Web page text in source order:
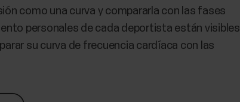
como una curva y compararla con las fases
personales de cada deportista están visibles
su curva de frecuencia cardíaca con las